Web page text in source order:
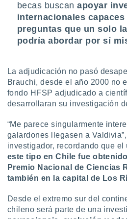
becas buscanapoyar
internacionales
preguntas que un solo
podría abordar por sí
La adjudicación no pasó
Brauchi, desde el año 2000 no
fondo HFSP adjudicado a
desarrollaran su investigación
“Me parece singularmente
galardones llegasen a
investigador, recordando que el
este tipo en Chile fue
Premio Nacional de Ciencias
también en la capital de Los
Desde el extremo sur del
chileno será parte de una